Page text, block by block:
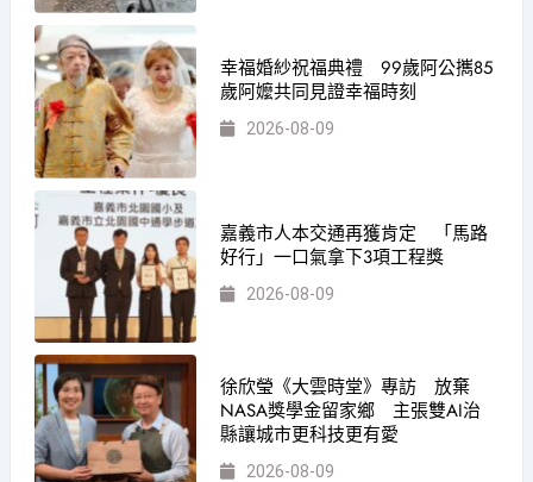
幸福婚紗祝福典禮 99歲阿公𢹂85
歲阿嬤共同見證幸福時刻
2026-08-09
嘉義市人本交通再獲肯定 「馬路
好行」一口氣拿下3項工程獎
2026-08-09
徐欣瑩《大雲時堂》專訪 放棄
NASA獎學金留家鄉 主張雙AI治
縣讓城市更科技更有愛
2026-08-09